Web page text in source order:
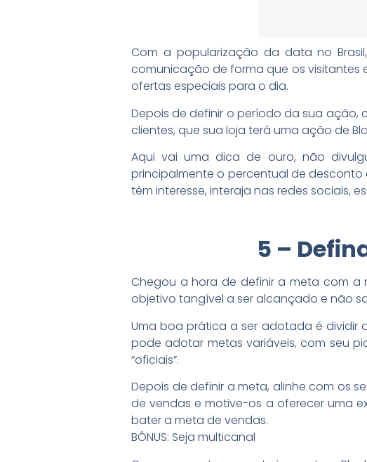
Com a popularização da data no
comunicação de forma que os visitantes
ofertas especiais para o dia.
Depois de definir o período da sua ação,
clientes, que sua loja terá uma ação de
Aqui vai uma dica de ouro, não
principalmente o percentual de
têm interesse, interaja nas redes sociais,
5 –
Chegou a hora de definir a meta com a
objetivo tangível a ser alcançado e não
Uma boa prática a ser adotada é dividir
pode adotar metas variáveis, com seu
“oficiais”.
Depois de definir a meta, alinhe com os
de vendas e motive-os a oferecer uma
bater a meta de vendas.
BÔNUS: Seja multicanal